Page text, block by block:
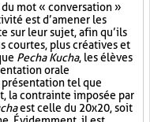
mot « conversation »
est d’amener les
sur leur sujet, afin qu’ils
courtes, plus créatives et
Pecha Kucha, les élèves
orale
tel que
la contrainte imposée par
est celle du 20x20, soit